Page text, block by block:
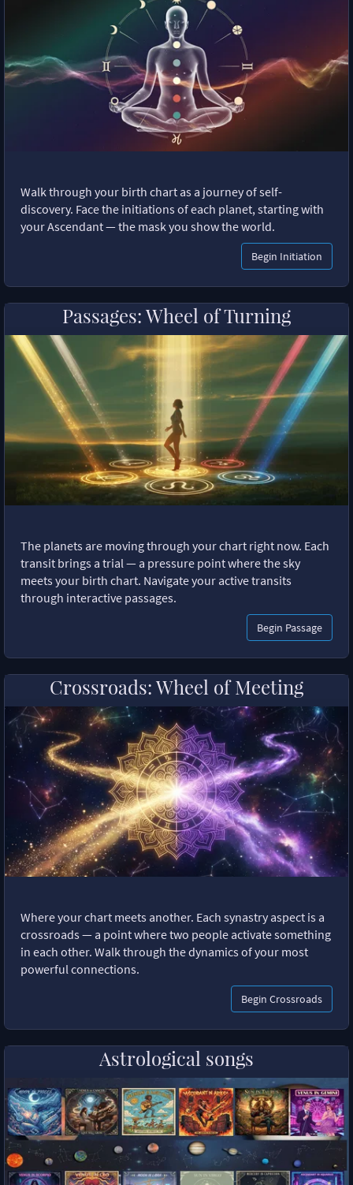
Walk through your birth chart as a journey of self-
discovery. Face the initiations of each planet, starting with
your Ascendant — the mask you show the world.
Begin Initiation
Passages: Wheel of Turning
The planets are moving through your chart right now. Each
transit brings a trial — a pressure point where the sky
meets your birth chart. Navigate your active transits
through interactive passages.
Begin Passage
Crossroads: Wheel of Meeting
Where your chart meets another. Each synastry aspect is a
crossroads — a point where two people activate something
in each other. Walk through the dynamics of your most
powerful connections.
Begin Crossroads
Astrological songs